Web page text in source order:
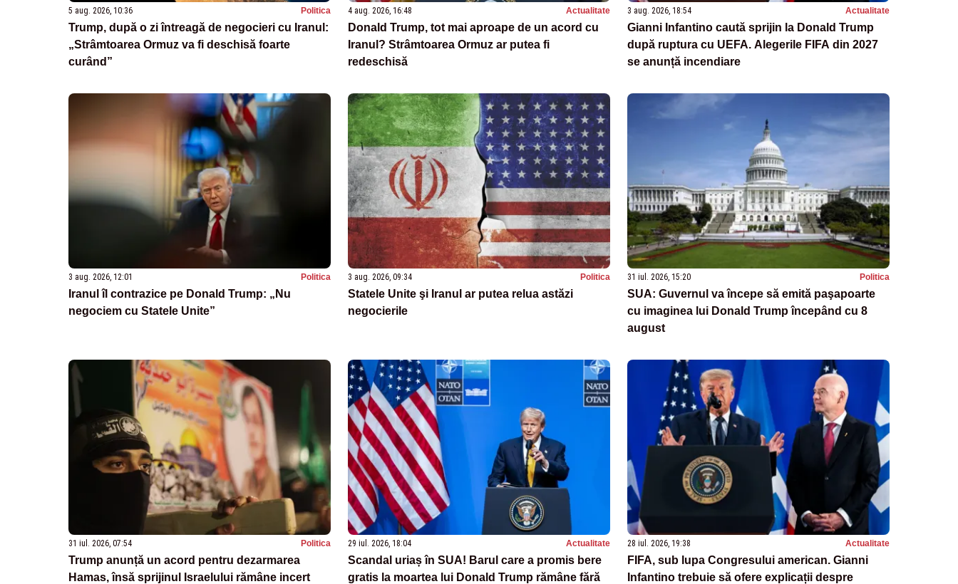
5 aug. 2026, 10:36 Politica
Trump, după o zi întreagă de negocieri cu Iranul:
„Strâmtoarea Ormuz va fi deschisă foarte
curând”
4 aug. 2026, 16:48 Actualitate
Donald Trump, tot mai aproape de un acord cu
Iranul? Strâmtoarea Ormuz ar putea fi
redeschisă
3 aug. 2026, 18:54 Actualitate
Gianni Infantino caută sprijin la Donald Trump
după ruptura cu UEFA. Alegerile FIFA din 2027
se anunță incendiare
3 aug. 2026, 12:01 Politica
Iranul îl contrazice pe Donald Trump: „Nu
negociem cu Statele Unite”
3 aug. 2026, 09:34 Politica
Statele Unite şi Iranul ar putea relua astăzi
negocierile
31 iul. 2026, 15:20 Politica
SUA: Guvernul va începe să emită paşapoarte
cu imaginea lui Donald Trump începând cu 8
august
31 iul. 2026, 07:54 Politica
Trump anunță un acord pentru dezarmarea
Hamas, însă sprijinul Israelului rămâne incert
29 iul. 2026, 18:04 Actualitate
Scandal uriaș în SUA! Barul care a promis bere
gratis la moartea lui Donald Trump rămâne fără
28 iul. 2026, 19:38 Actualitate
FIFA, sub lupa Congresului american. Gianni
Infantino trebuie să ofere explicații despre